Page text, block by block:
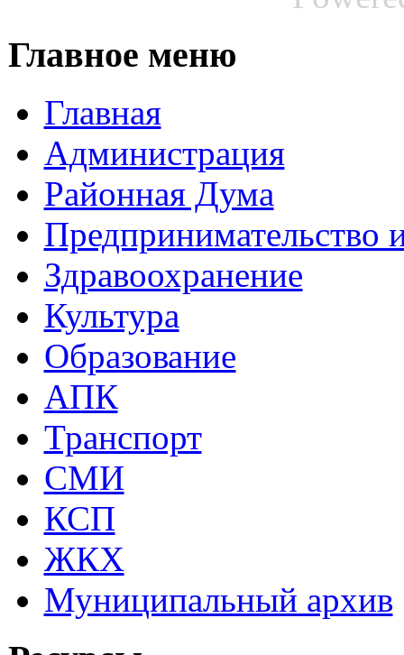
Главное меню
Главная
Администрация
Районная Дума
Предпринимательство
Здравоохранение
Культура
Образование
АПК
Транспорт
СМИ
КСП
ЖКХ
Муниципальный архив